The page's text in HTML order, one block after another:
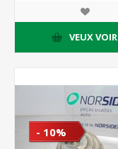
VEUX VOIR
- 10%